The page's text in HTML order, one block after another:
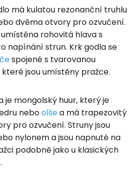
má kulatou rezonanční truhlu
dvěma otvory pro ozvučení.
rohovitá hlava s
napínání strun. Krk godla se
spojené s tvarovanou
které jsou umístěny pražce.
je mongolský huur, který je
neboolšea má trapezovitý
pro ozvučení. Struny jsou
nylonem a jsou napnuté na
podobně jako u klasických